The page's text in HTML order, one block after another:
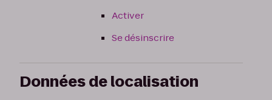
Activer
Se désinscrire
Données de localisation